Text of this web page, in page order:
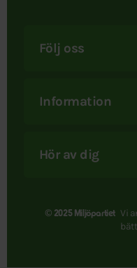
Följ oss
Information
Hör av dig
© 2025 Miljöpartiet Vi